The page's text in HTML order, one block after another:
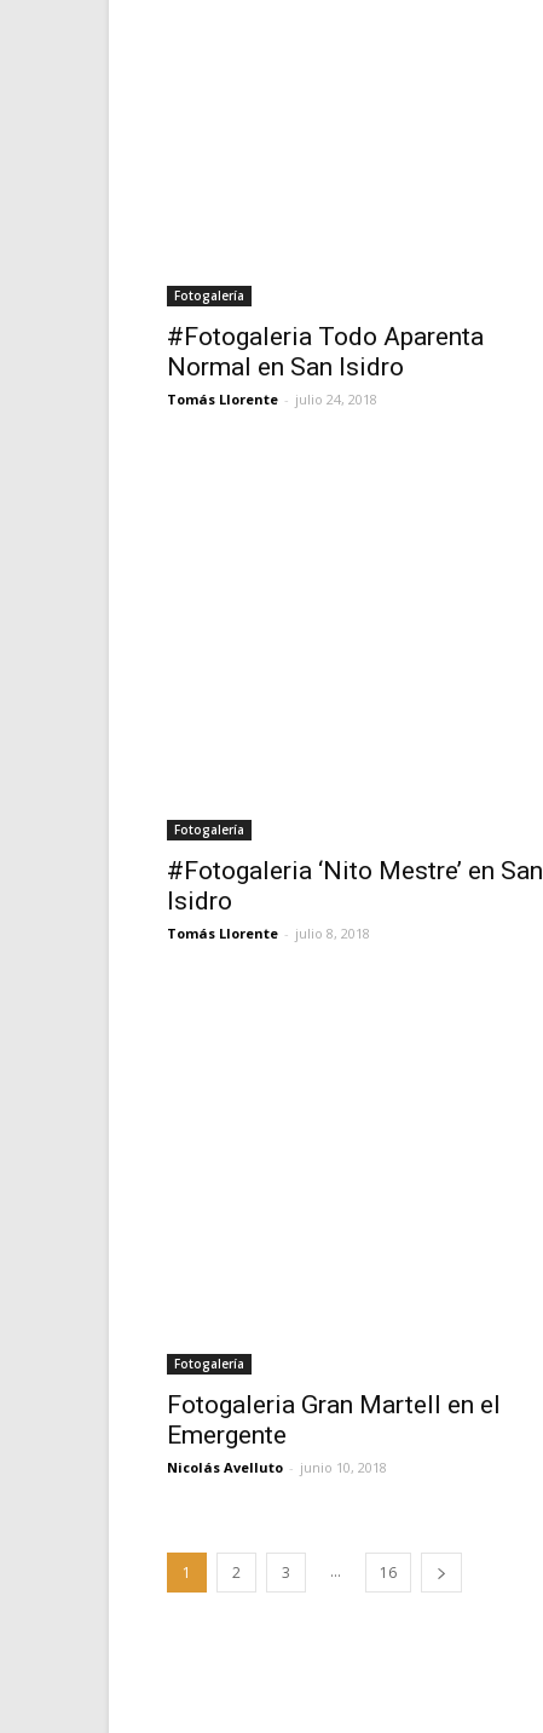
Fotogalería
#Fotogaleria Todo Aparenta
Normal en San Isidro
Tomás Llorente - julio 24, 2018
Fotogalería
#Fotogaleria ‘Nito Mestre’ en San
Isidro
Tomás Llorente - julio 8, 2018
Fotogalería
Fotogaleria Gran Martell en el
Emergente
Nicolás Avelluto - junio 10, 2018
1 2 3 ... 16